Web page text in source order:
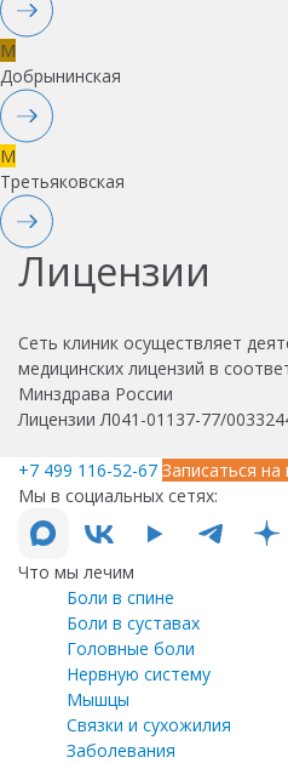
M
Добрынинская
M
Третьяковская
Лицензии
Сеть клиник осуществляет
медицинских лицензий в
Минздрава России
Лицензии Л041-01137-77/
+7 499 116-52-67 Записаться на
Мы в социальных сетях:
Что мы лечим
Боли в спине
Боли в суставах
Головные боли
Нервную систему
Мышцы
Связки и сухожилия
Заболевания